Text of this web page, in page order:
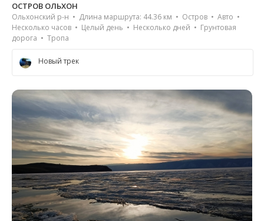
ОСТРОВ ОЛЬХОН
Ольхонский р-н • Длина маршрута: 44.36 км • Остров • Авто •
Несколько часов • Целый день • Несколько дней • Грунтовая
дорога • Тропа
Новый трек